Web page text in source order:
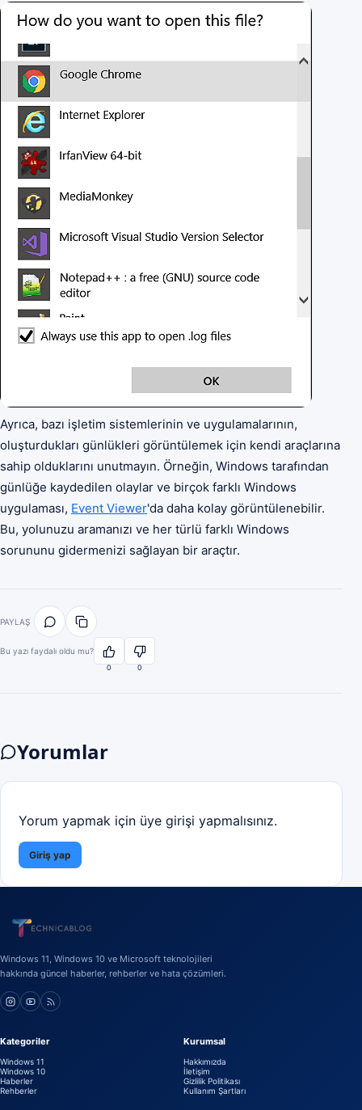
Ayrıca, bazı işletim sistemlerinin ve uygulamalarının,
oluşturdukları günlükleri görüntülemek için kendi araçlarına
sahip olduklarını unutmayın. Örneğin, Windows tarafından
günlüğe kaydedilen olaylar ve birçok farklı Windows
uygulaması, Event Viewer'da daha kolay görüntülenebilir.
Bu, yolunuzu aramanızı ve her türlü farklı Windows
sorununu gidermenizi sağlayan bir araçtır.
PAYLAŞ
Bu yazı faydalı oldu mu?
0 0
Yorumlar
Yorum yapmak için üye girişi yapmalısınız.
Giriş yap
Windows 11, Windows 10 ve Microsoft teknolojileri
hakkında güncel haberler, rehberler ve hata çözümleri.
Kategoriler
Windows 11
Windows 10
Haberler
Rehberler
Kurumsal
Hakkımızda
İletişim
Gizlilik Politikası
Kullanım Şartları